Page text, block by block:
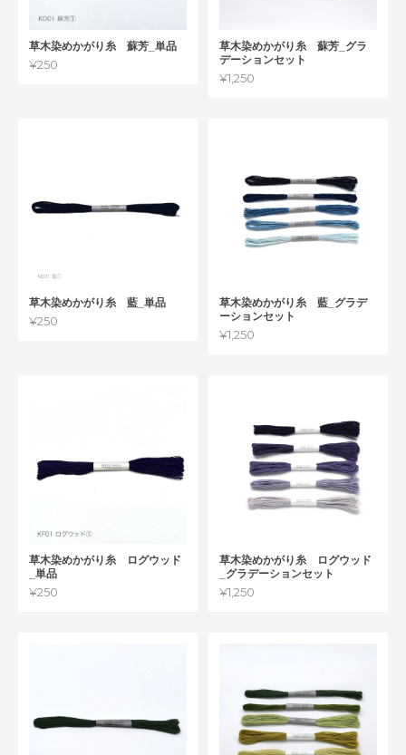
草木染めかがり糸 蘇芳_単品
¥250
草木染めかがり糸 蘇芳_グラ
デーションセット
¥1,250
草木染めかがり糸 藍_単品
¥250
草木染めかがり糸 藍_グラデ
ーションセット
¥1,250
草木染めかがり糸 ログウッド
_単品
¥250
草木染めかがり糸 ログウッド
_グラデーションセット
¥1,250